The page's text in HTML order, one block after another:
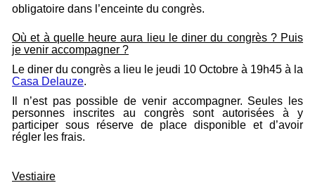
obligatoire dans l’enceinte du congrès.
Où et à quelle heure aura lieu le diner du congrès ? Puis
je venir accompagner ?
Le diner du congrès a lieu le jeudi 10 Octobre à 19h45 à la
Casa Delauze.
Il n’est pas possible de venir accompagner. Seules les
personnes inscrites au congrès sont autorisées à y
participer sous réserve de place disponible et d’avoir
régler les frais.
Vestiaire